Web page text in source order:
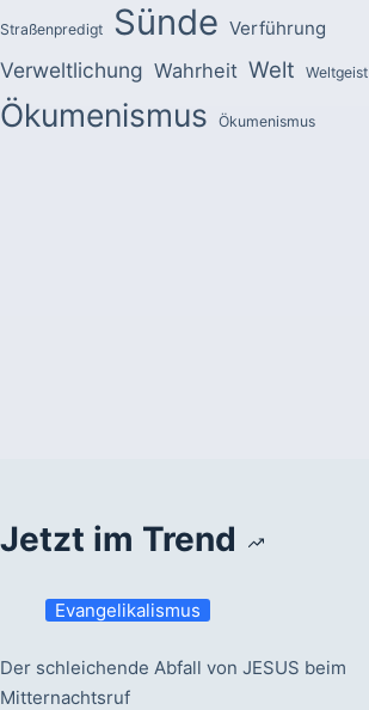
Straßenpredigt Sünde Verführung
Verweltlichung Wahrheit Welt Weltgeist
Ökumenismus Ökumenismus
Jetzt im Trend
Evangelikalismus
Der schleichende Abfall von JESUS beim
Mitternachtsruf